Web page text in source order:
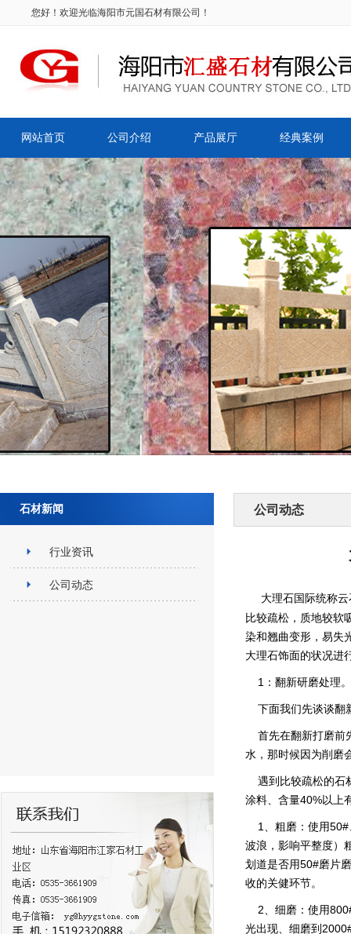
您好！欢迎光临海阳市元国石材有限公司！
网站首页 公司介绍 产品展厅 经典案例
石材新闻
行业资讯
公司动态
公司动态
大理石国际统称
比较疏松，质地较软
染和翘曲变形，易失
大理石饰面的状况进
1：翻新研磨处理。
下面我们先谈谈翻
首先在翻新打磨前
水，那时候因为削磨
遇到比较疏松的石
涂料、含量40%以上
1、粗磨：使用50#
波浪，影响平整度）
划道是否用50#磨片
收的关健环节。
2、细磨：使用
光出现、细磨到